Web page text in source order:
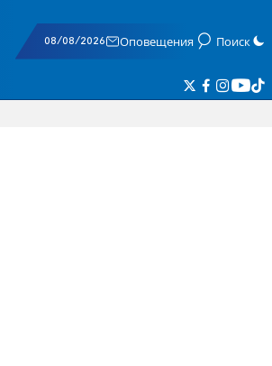
08/08/2026 Оповещения Поиск